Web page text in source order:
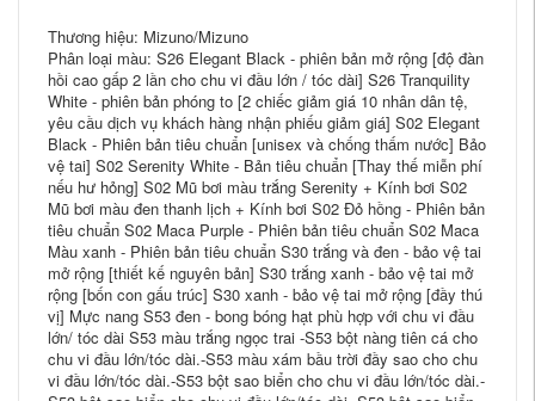
Thương hiệu: Mizuno/Mizuno
Phân loại màu: S26 Elegant Black - phiên bản mở rộng [độ đàn
hồi cao gấp 2 lần cho chu vi đầu lớn / tóc dài] S26 Tranquility
White - phiên bản phóng to [2 chiếc giảm giá 10 nhân dân tệ,
yêu cầu dịch vụ khách hàng nhận phiếu giảm giá] S02 Elegant
Black - Phiên bản tiêu chuẩn [unisex và chống thấm nước] Bảo
vệ tai] S02 Serenity White - Bản tiêu chuẩn [Thay thế miễn phí
nếu hư hỏng] S02 Mũ bơi màu trắng Serenity + Kính bơi S02
Mũ bơi màu đen thanh lịch + Kính bơi S02 Đỏ hồng - Phiên bản
tiêu chuẩn S02 Maca Purple - Phiên bản tiêu chuẩn S02 Maca
Màu xanh - Phiên bản tiêu chuẩn S30 trắng và đen - bảo vệ tai
mở rộng [thiết kế nguyên bản] S30 trắng xanh - bảo vệ tai mở
rộng [bốn con gấu trúc] S30 xanh - bảo vệ tai mở rộng [đầy thú
vị] Mực nang S53 đen - bong bóng hạt phù hợp với chu vi đầu
lớn/ tóc dài S53 màu trắng ngọc trai -S53 bột nàng tiên cá cho
chu vi đầu lớn/tóc dài.-S53 màu xám bầu trời đầy sao cho chu
vi đầu lớn/tóc dài.-S53 bột sao biển cho chu vi đầu lớn/tóc dài.-